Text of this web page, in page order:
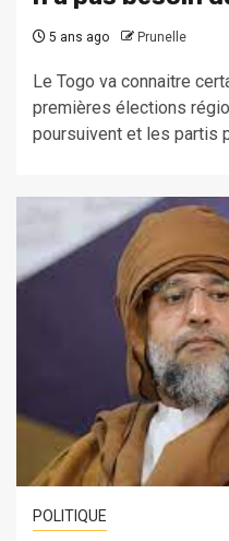
5 ans ago Prunelle
Le Togo va connaitre
premières élections
poursuivent et les partis
POLITIQUE